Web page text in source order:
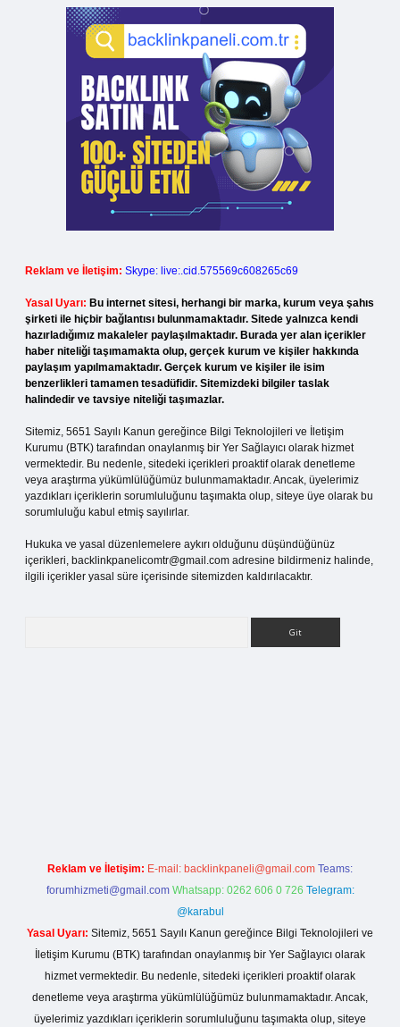
Reklam ve İletişim: Skype: live:.cid.575569c608265c69
Yasal Uyarı: Bu internet sitesi, herhangi bir marka, kurum veya şahıs
şirketi ile hiçbir bağlantısı bulunmamaktadır. Sitede yalnızca kendi
hazırladığımız makaleler paylaşılmaktadır. Burada yer alan içerikler
haber niteliği taşımamakta olup, gerçek kurum ve kişiler hakkında
paylaşım yapılmamaktadır. Gerçek kurum ve kişiler ile isim
benzerlikleri tamamen tesadüfidir. Sitemizdeki bilgiler taslak
halindedir ve tavsiye niteliği taşımazlar.
Sitemiz, 5651 Sayılı Kanun gereğince Bilgi Teknolojileri ve İletişim
Kurumu (BTK) tarafından onaylanmış bir Yer Sağlayıcı olarak hizmet
vermektedir. Bu nedenle, sitedeki içerikleri proaktif olarak denetleme
veya araştırma yükümlülüğümüz bulunmamaktadır. Ancak, üyelerimiz
yazdıkları içeriklerin sorumluluğunu taşımakta olup, siteye üye olarak bu
sorumluluğu kabul etmiş sayılırlar.
Hukuka ve yasal düzenlemelere aykırı olduğunu düşündüğünüz
içerikleri, backlinkpanelicomtr@gmail.com adresine bildirmeniz halinde,
ilgili içerikler yasal süre içerisinde sitemizden kaldırılacaktır.
Reklam ve İletişim: E-mail: backlinkpaneli@gmail.com Teams:
forumhizmeti@gmail.com Whatsapp: 0262 606 0 726 Telegram:
@karabul
Yasal Uyarı: Sitemiz, 5651 Sayılı Kanun gereğince Bilgi Teknolojileri ve
İletişim Kurumu (BTK) tarafından onaylanmış bir Yer Sağlayıcı olarak
hizmet vermektedir. Bu nedenle, sitedeki içerikleri proaktif olarak
denetleme veya araştırma yükümlülüğümüz bulunmamaktadır. Ancak,
üyelerimiz yazdıkları içeriklerin sorumluluğunu taşımakta olup, siteye